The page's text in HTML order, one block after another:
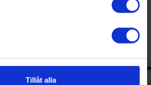
dra tillbaka ditt samtycke när som
för att anpassa innehållet
och analysera vår trafik. Vi
sådana identifierare och annan
Tillåt alla